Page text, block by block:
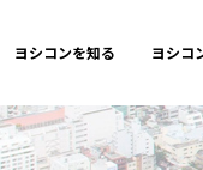
ヨシコンを知る ヨシコ